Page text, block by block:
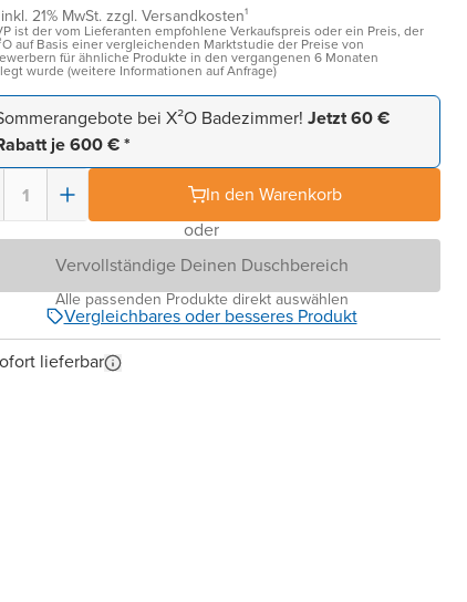
21% MwSt. zzgl. Versandkosten¹
ist der vom Lieferanten empfohlene Verkaufspreis oder ein Preis, der
auf Basis einer vergleichenden Marktstudie der Preise von
für ähnliche Produkte in den vergangenen 6 Monaten
wurde (weitere Informationen auf Anfrage)
bei X²O Badezimmer! Jetzt 60 €
je 600 € *
In den Warenkorb
oder
Vervollständige Deinen Duschbereich
Alle passenden Produkte direkt auswählen
Vergleichbares oder besseres Produkt
lieferbar